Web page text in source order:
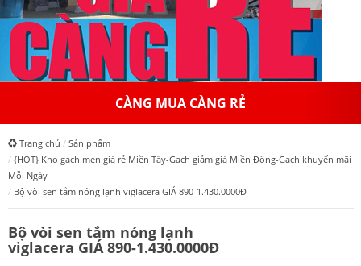
CÀNG MUA CÀNG RẺ
Trang chủ
Sản phẩm
{HOT} Kho gạch men giá rẻ Miền Tây-Gạch giảm giá Miền Đông-Gạch khuyến mãi
Mỗi Ngày
Bộ vòi sen tắm nóng lạnh viglacera GIÁ 890-1.430.0000Đ
Bộ vòi sen tắm nóng lạnh
viglacera GIÁ 890-1.430.0000Đ